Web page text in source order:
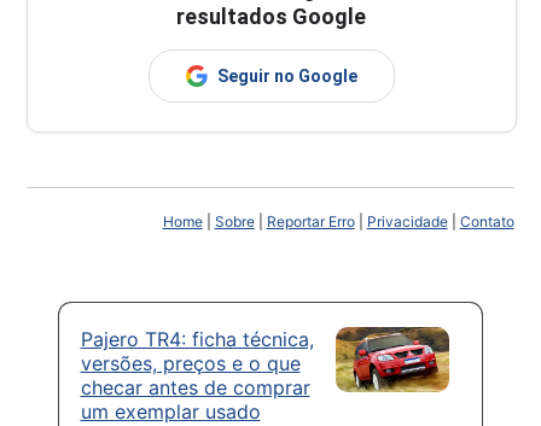
resultados Google
Seguir no Google
Home| Sobre| Reportar Erro| Privacidade| Contato
Pajero TR4: ficha técnica,
versões, preços e o que
checar antes de comprar
um exemplar usado